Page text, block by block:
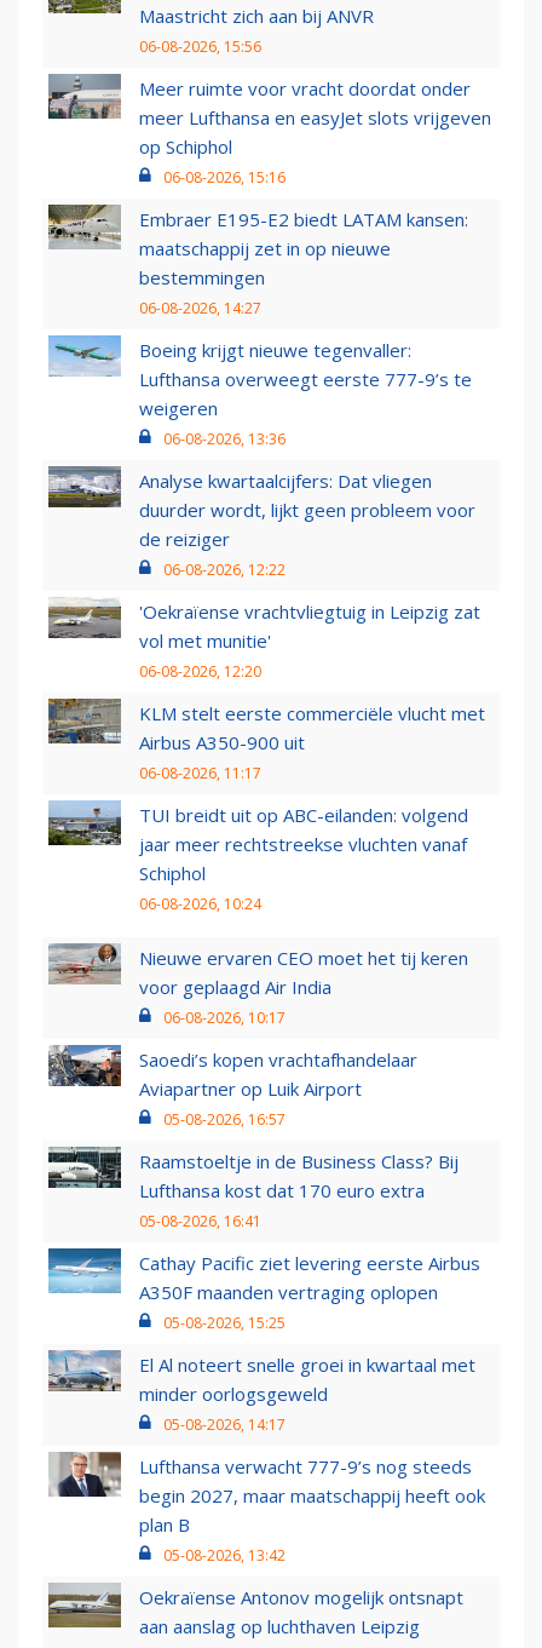
Maastricht zich aan bij ANVR
06-08-2026, 15:56
Meer ruimte voor vracht doordat onder
meer Lufthansa en easyJet slots vrijgeven
op Schiphol
06-08-2026, 15:16
Embraer E195-E2 biedt LATAM kansen:
maatschappij zet in op nieuwe
bestemmingen
06-08-2026, 14:27
Boeing krijgt nieuwe tegenvaller:
Lufthansa overweegt eerste 777-9’s te
weigeren
06-08-2026, 13:36
Analyse kwartaalcijfers: Dat vliegen
duurder wordt, lijkt geen probleem voor
de reiziger
06-08-2026, 12:22
'Oekraïense vrachtvliegtuig in Leipzig zat
vol met munitie'
06-08-2026, 12:20
KLM stelt eerste commerciële vlucht met
Airbus A350-900 uit
06-08-2026, 11:17
TUI breidt uit op ABC-eilanden: volgend
jaar meer rechtstreekse vluchten vanaf
Schiphol
06-08-2026, 10:24
Nieuwe ervaren CEO moet het tij keren
voor geplaagd Air India
06-08-2026, 10:17
Saoedi’s kopen vrachtafhandelaar
Aviapartner op Luik Airport
05-08-2026, 16:57
Raamstoeltje in de Business Class? Bij
Lufthansa kost dat 170 euro extra
05-08-2026, 16:41
Cathay Pacific ziet levering eerste Airbus
A350F maanden vertraging oplopen
05-08-2026, 15:25
El Al noteert snelle groei in kwartaal met
minder oorlogsgeweld
05-08-2026, 14:17
Lufthansa verwacht 777-9’s nog steeds
begin 2027, maar maatschappij heeft ook
plan B
05-08-2026, 13:42
Oekraïense Antonov mogelijk ontsnapt
aan aanslag op luchthaven Leipzig